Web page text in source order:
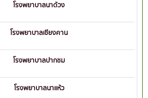
โรงพยาบาลนาด้วง
โรงพยาบาลเชียงคาน
โรงพยาบาลปากชม
โรงพยาบาลนาแห้ว